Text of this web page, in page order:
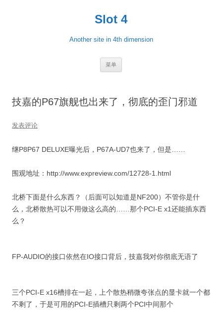
Slot 4
Another site in 4th dimension
菜单
技嘉的P67旗舰也出来了，彻底的歪门邪道
发表评论
继P8P67 DELUXE曝光后，P67A-UD7也来了，但是……
围观地址：http://www.expreview.com/12728-1.html
北桥下面是什么东西？（后面可以知道是NF200）不管你是什
么，北桥散热可以不用做这么高的……那个PCI-E x1还能插东西
么？
FP-AUDIO的接口依然在IO接口背后，技嘉我对你彻底无语了
三个PCI-E x16槽排在一起，上个散热稍微夸张点的显卡就一个都
不剩了，于是可用的PCI-E插槽只剩两个PCI中间那个